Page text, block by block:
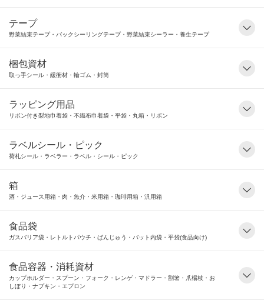
テープ
野菜結束テープ・バックシーリングテープ・野菜結束シーラー・養生テープ
梱包資材
取っ手シール・緩衝材・輪ゴム・封筒
ラッピング用品
リボン付き梨地巾着袋・不織布巾着袋・平袋・丸箱・リボン
ラベルシール・ピック
荷札シール・ラベラー・ラベル・シール・ピック
箱
酒・ジュース用箱・肉・魚介・米用箱・珈琲用箱・汎用箱
食品袋
ガスバリア袋・レトルトパウチ・ばんじゅう・バット内袋・平袋(食品向け)
食品容器・消耗資材
カップホルダー・スプーン・フォーク・レンゲ・マドラー・割箸・爪楊枝・お
しぼり・ナプキン・エプロン